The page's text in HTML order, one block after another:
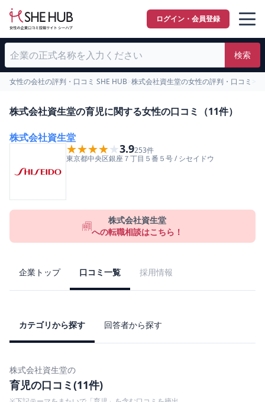
ログイン・会員登録
検索
女性の会社の評判・口コミ SHE HUB 株式会社資生堂の女性の評判・口コミ
株式会社資生堂の育児に関する女性の口コミ（11件）
株式会社資生堂
★★★★★
★★★★★3.9253件
東京都中央区銀座７丁目５番５号/シセイドウ
株式会社資生堂
への転職相談はこちら！
企業トップ 口コミ一覧 採用情報
カテゴリから探す 回答者から探す
株式会社資生堂の
育児の口コミ(11件)